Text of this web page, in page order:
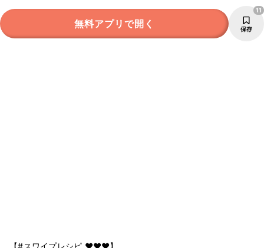
無料アプリで開く 保存
11
【#スワイプレシピ ❤️❤️❤️】